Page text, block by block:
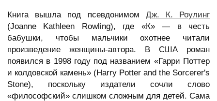
Книга вышла под псевдонимом Дж. К. Роулинг
(Joanne Kathleen Rowling), где «К» — в честь
бабушки, чтобы мальчики охотнее читали
произведение женщины-автора. В США роман
появился в 1998 году под названием «Гарри Поттер
и колдовской камень» (Harry Potter and the Sorcerer's
Stone), поскольку издатели сочли слово
«философский» слишком сложным для детей. Сама